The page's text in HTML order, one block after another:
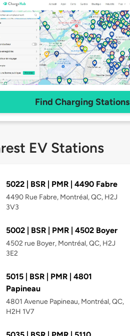
Find Charging Stations
EV Stations
5022 | BSR | PMR | 4490 Fabre
4490 Rue Fabre, Montréal, QC, H2J
3V3
5002 | BSR | PMR | 4502 Boyer
4502 rue Boyer, Montréal, QC, H2J
3E2
5015 | BSR | PMR | 4801
Papineau
4801 Avenue Papineau, Montréal, QC,
H2H 1V7